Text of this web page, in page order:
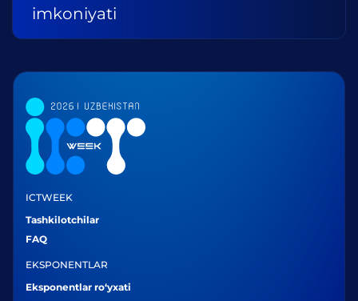
imkoniyati
ICTWEEK
Tashkilotchilar
FAQ
EKSPONENTLAR
Eksponentlar ro‘yxati